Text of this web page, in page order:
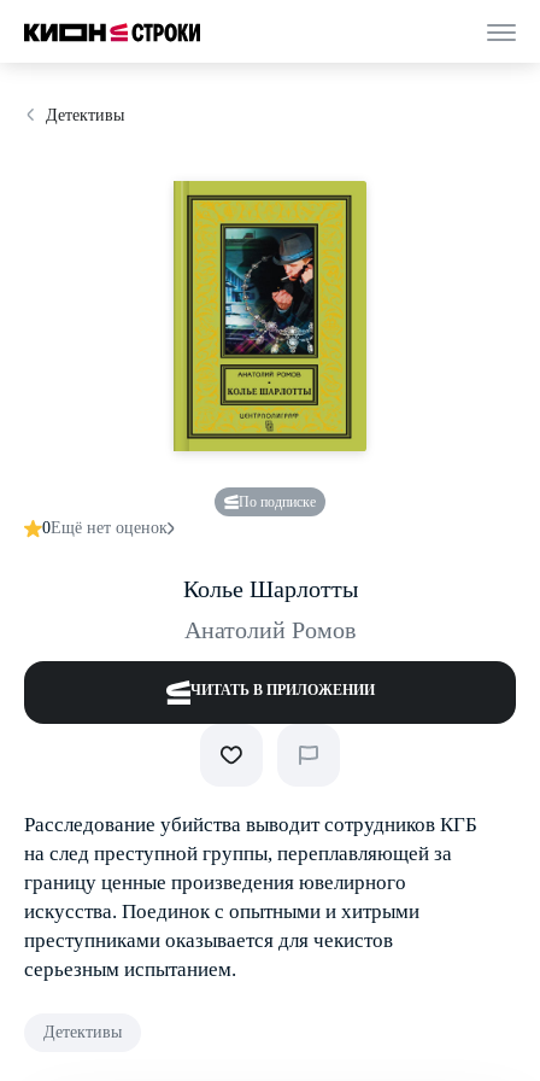
Детективы
По подписке
0Ещё нет оценок
Колье Шарлотты
Анатолий Ромов
ЧИТАТЬ В ПРИЛОЖЕНИИ
Расследование убийства выводит сотрудников КГБ
на след преступной группы, переплавляющей за
границу ценные произведения ювелирного
искусства. Поединок с опытными и хитрыми
преступниками оказывается для чекистов
серьезным испытанием.
Детективы